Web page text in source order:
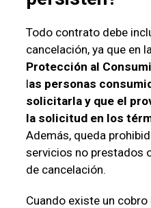
Todo contrato debe
cancelación, ya que en la
Protección al
las personas
solicitarla y que el
la solicitud en los
Además, queda
servicios no prestados
de cancelación.
Cuando existe un cobro